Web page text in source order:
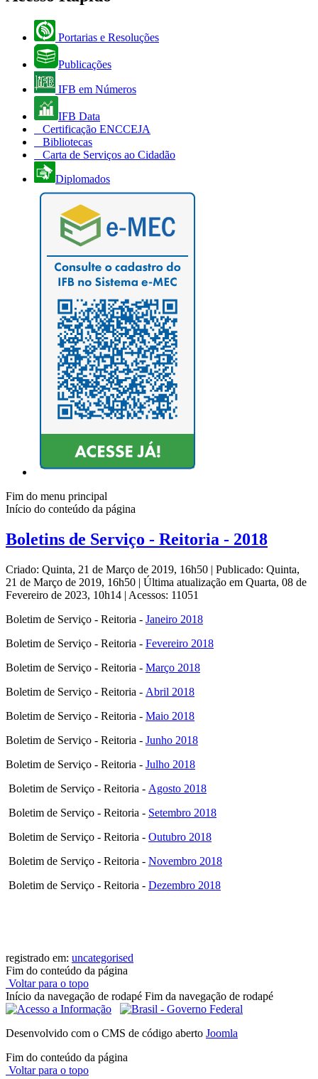
Portarias e Resoluções
Publicações
IFB em Números
IFB Data
Certificação ENCCEJA
Bibliotecas
Carta de Serviços ao Cidadão
Diplomados
Fim do menu principal
Início do conteúdo da página
Boletins de Serviço - Reitoria - 2018
Criado: Quinta, 21 de Março de 2019, 16h50 | Publicado: Quinta,
21 de Março de 2019, 16h50 | Última atualização em Quarta, 08 de
Fevereiro de 2023, 10h14 | Acessos: 11051
Boletim de Serviço - Reitoria - Janeiro 2018
Boletim de Serviço - Reitoria - Fevereiro 2018
Boletim de Serviço - Reitoria - Março 2018
Boletim de Serviço - Reitoria - Abril 2018
Boletim de Serviço - Reitoria - Maio 2018
Boletim de Serviço - Reitoria - Junho 2018
Boletim de Serviço - Reitoria - Julho 2018
Boletim de Serviço - Reitoria - Agosto 2018
Boletim de Serviço - Reitoria - Setembro 2018
Boletim de Serviço - Reitoria - Outubro 2018
Boletim de Serviço - Reitoria - Novembro 2018
Boletim de Serviço - Reitoria - Dezembro 2018
registrado em: uncategorised
Fim do conteúdo da página
Voltar para o topo
Início da navegação de rodapé Fim da navegação de rodapé
Desenvolvido com o CMS de código aberto Joomla
Fim do conteúdo da página
Voltar para o topo